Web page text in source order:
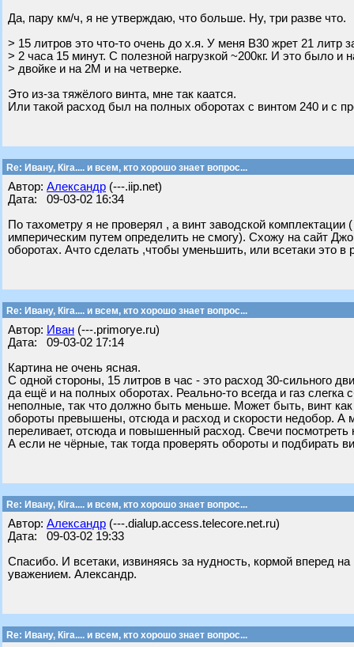
Да, пару км/ч, я не утверждаю, что больше. Ну, три разве что.
> 15 литров это что-то очень до х.я. У меня В30 жрет 21 литр
> 2 часа 15 минут. С полезной нагрузкой ~200кг. И это было и
> двойке и на 2М и на четверке.
Это из-за тяжёлого винта, мне так каатся.
Или такой расход был на полных оборотах с винтом 240 и с
Re: Ивану, Кira.... и всем, кто хорошо знает вопрос...
Автор: Александр (---.iip.net)
Дата: 09-03-02 16:34
По тахометру я не проверял , а винт заводской
империческим путем определить не смогу). Cхожу на сайт
оборотах. Ачто сделать ,чтобы уменьшить, или всетаки это
Re: Ивану, Кira.... и всем, кто хорошо знает вопрос...
Автор: Иван (---.primorye.ru)
Дата: 09-03-02 17:14
Картина не очень ясная.
С одной стороны, 15 литров в час - это расход 30-сильного
да ещё и на полных оборотах. Реально-то всегда и газ слегка
неполные, так что должно быть меньше. Может быть, винт
обороты превышены, отсюда и расход и скорости недобор. А
переливает, отсюда и повышенный расход. Свечи посмотреть
А если не чёрные, так тогда проверять обороты и подбирать
Re: Ивану, Кira.... и всем, кто хорошо знает вопрос...
Автор: Александр (---.dialup.access.telecore.net.ru)
Дата: 09-03-02 19:33
Спасибо. И всетаки, извиняясь за нудность, кормой вперед
уважением. Александр.
Re: Ивану, Кira.... и всем, кто хорошо знает вопрос...